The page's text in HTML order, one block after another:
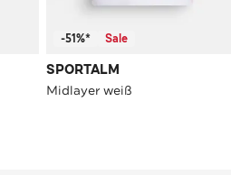
-51%* Sale
SPORTALM
Midlayer weiß